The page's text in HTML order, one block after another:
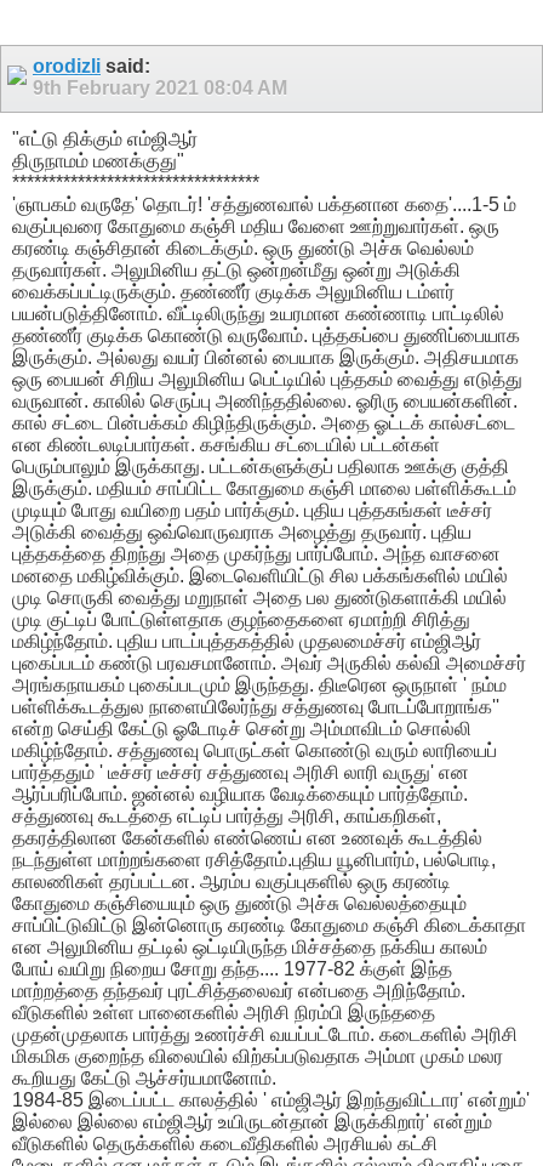
orodizli said:
9th February 2021 08:04 AM
"எட்டு திக்கும் எம்ஜிஆர்
திருநாமம் மணக்குது"
**********************************
'ஞாபகம் வருதே' தொடர்! 'சத்துணவால் பக்தனான கதை'....1-5 ம்
வகுப்புவரை கோதுமை கஞ்சி மதிய வேளை ஊற்றுவார்கள். ஒரு
கரண்டி கஞ்சிதான் கிடைக்கும். ஒரு துண்டு அச்சு வெல்லம்
தருவார்கள். அலுமினிய தட்டு ஒன்றன்மீது ஒன்று அடுக்கி
வைக்கப்பட்டிருக்கும். தண்ணீர் குடிக்க அலுமினிய டம்ளர்
பயன்படுத்தினோம். வீட்டிலிருந்து உயரமான கண்ணாடி பாட்டிலில்
தண்ணீர் குடிக்க கொண்டு வருவோம். புத்தகப்பை துணிப்பையாக
இருக்கும். அல்லது வயர் பின்னல் பையாக இருக்கும். அதிசயமாக
ஒரு பையன் சிறிய அலுமினிய பெட்டியில் புத்தகம் வைத்து எடுத்து
வருவான். காலில் செருப்பு அணிந்ததில்லை. ஓரிரு பையன்களின்.
கால் சட்டை பின்பக்கம் கிழிந்திருக்கும். அதை ஓட்டக் கால்சட்டை
என கிண்டலடிப்பார்கள். கசங்கிய சட்டையில் பட்டன்கள்
பெரும்பாலும் இருக்காது. பட்டன்களுக்குப் பதிலாக ஊக்கு குத்தி
இருக்கும். மதியம் சாப்பிட்ட கோதுமை கஞ்சி மாலை பள்ளிக்கூடம்
முடியும் போது வயிறை பதம் பார்க்கும். புதிய புத்தகங்கள் டீச்சர்
அடுக்கி வைத்து ஒவ்வொருவராக அழைத்து தருவார். புதிய
புத்தகத்தை திறந்து அதை முகர்ந்து பார்ப்போம். அந்த வாசனை
மனதை மகிழ்விக்கும். இடைவெளியிட்டு சில பக்கங்களில் மயில்
முடி சொருகி வைத்து மறுநாள் அதை பல துண்டுகளாக்கி மயில்
முடி குட்டிப் போட்டுள்ளதாக குழந்தைகளை ஏமாற்றி சிரித்து
மகிழ்ந்தோம். புதிய பாடப்புத்தகத்தில் முதலமைச்சர் எம்ஜிஆர்
புகைப்படம் கண்டு பரவசமானோம். அவர் அருகில் கல்வி அமைச்சர்
அரங்கநாயகம் புகைப்படமும் இருந்தது. திடீரென ஒருநாள் ' நம்ம
பள்ளிக்கூடத்துல நாளையிலேர்ந்து சத்துணவு போடப்போறாங்க''
என்ற செய்தி கேட்டு ஓடோடிச் சென்று அம்மாவிடம் சொல்லி
மகிழ்ந்தோம். சத்துணவு பொருட்கள் கொண்டு வரும் லாரியைப்
பார்த்ததும் ' டீச்சர் டீச்சர் சத்துணவு அரிசி லாரி வருது' என
ஆர்ப்பரிப்போம். ஜன்னல் வழியாக வேடிக்கையும் பார்த்தோம்.
சத்துணவு கூடத்தை எட்டிப் பார்த்து அரிசி, காய்கறிகள்,
தகரத்திலான கேன்களில் எண்ணெய் என உணவுக் கூடத்தில்
நடந்துள்ள மாற்றங்களை ரசித்தோம்.புதிய யூனிபார்ம், பல்பொடி,
காலணிகள் தரப்பட்டன. ஆரம்ப வகுப்புகளில் ஒரு கரண்டி
கோதுமை கஞ்சியையும் ஒரு துண்டு அச்சு வெல்லத்தையும்
சாப்பிட்டுவிட்டு இன்னொரு கரண்டி கோதுமை கஞ்சி கிடைக்காதா
என அலுமினிய தட்டில் ஒட்டியிருந்த மிச்சத்தை நக்கிய காலம்
போய் வயிறு நிறைய சோறு தந்த.... 1977-82 க்குள் இந்த
மாற்றத்தை தந்தவர் புரட்சித்தலைவர் என்பதை அறிந்தோம்.
வீடுகளில் உள்ள பானைகளில் அரிசி நிரம்பி இருந்ததை
முதன்முதலாக பார்த்து உணர்ச்சி வயப்பட்டோம். கடைகளில் அரிசி
மிகமிக குறைந்த விலையில் விற்கப்படுவதாக அம்மா முகம் மலர
கூறியது கேட்டு ஆச்சர்யமானோம்.
1984-85 இடைப்பட்ட காலத்தில் ' எம்ஜிஆர் இறந்துவிட்டார' என்றும்'
இல்லை இல்லை எம்ஜிஆர் உயிருடன்தான் இருக்கிறார்' என்றும்
வீடுகளில் தெருக்களில் கடைவீதிகளில் அரசியல் கட்சி